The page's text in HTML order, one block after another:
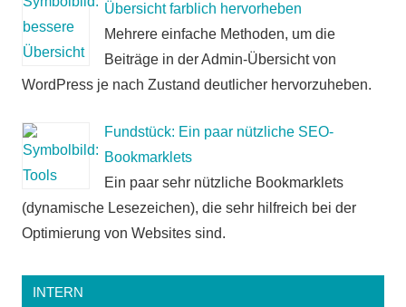
Übersicht farblich hervorheben
Mehrere einfache Methoden, um die
Beiträge in der Admin-Übersicht von
WordPress je nach Zustand deutlicher hervorzuheben.
Fundstück: Ein paar nützliche SEO-
Bookmarklets
Ein paar sehr nützliche Bookmarklets
(dynamische Lesezeichen), die sehr hilfreich bei der
Optimierung von Websites sind.
INTERN